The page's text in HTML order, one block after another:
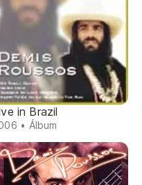
in Brazil
• Álbum